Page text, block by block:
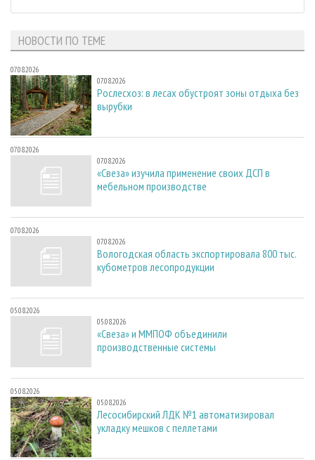
НОВОСТИ ПО ТЕМЕ
07.08.2026
07.08.2026
Рослесхоз: в лесах обустроят зоны отдыха без
вырубки
07.08.2026
07.08.2026
«Свеза» изучила применение своих ДСП в
мебельном производстве
07.08.2026
07.08.2026
Вологодская область экспортировала 800 тыс.
кубометров лесопродукции
05.08.2026
05.08.2026
«Свеза» и ММПОФ объединили
производственные системы
05.08.2026
05.08.2026
Лесосибирский ЛДК №1 автоматизировал
укладку мешков с пеллетами